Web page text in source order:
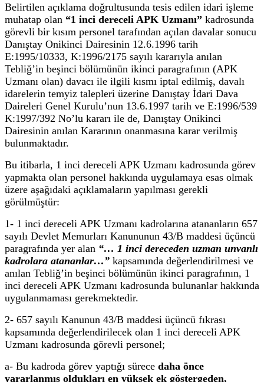
Belirtilen açıklama doğrultusunda tesis edilen idari işleme
muhatap olan “1 inci dereceli APK Uzmanı” kadrosunda
görevli bir kısım personel tarafından açılan davalar sonucu
Danıştay Onikinci Dairesinin 12.6.1996 tarih
E:1995/10333, K:1996/2175 sayılı kararıyla anılan
Tebliğ’in beşinci bölümünün ikinci paragrafının (APK
Uzmanı olan) davacı ile ilgili kısmı iptal edilmiş, davalı
idarelerin temyiz talepleri üzerine Danıştay İdari Dava
Daireleri Genel Kurulu’nun 13.6.1997 tarih ve E:1996/539
K:1997/392 No’lu kararı ile de, Danıştay Onikinci
Dairesinin anılan Kararının onanmasına karar verilmiş
bulunmaktadır.
Bu itibarla, 1 inci dereceli APK Uzmanı kadrosunda görev
yapmakta olan personel hakkında uygulamaya esas olmak
üzere aşağıdaki açıklamaların yapılması gerekli
görülmüştür:
1- 1 inci dereceli APK Uzmanı kadrolarına atananların 657
sayılı Devlet Memurları Kanununun 43/B maddesi üçüncü
paragrafında yer alan “… 1 inci dereceden uzman unvanlı
kadrolara atananlar…” kapsamında değerlendirilmesi ve
anılan Tebliğ’in beşinci bölümünün ikinci paragrafının, 1
inci dereceli APK Uzmanı kadrosunda bulunanlar hakkında
uygulanmaması gerekmektedir.
2- 657 sayılı Kanunun 43/B maddesi üçüncü fıkrası
kapsamında değerlendirilecek olan 1 inci dereceli APK
Uzmanı kadrosunda görevli personel;
a- Bu kadroda görev yaptığı sürece daha önce
yararlanmış oldukları en yüksek ek göstergeden,